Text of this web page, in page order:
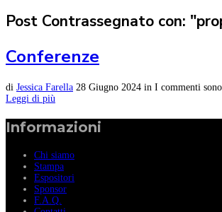
Post Contrassegnato con:
Conferenze
di Jessica Farella 28 Giugno 2024 in I commenti
Leggi di più
Informazioni
Chi siamo
Stampa
Espositori
Sponsor
F.A.Q.